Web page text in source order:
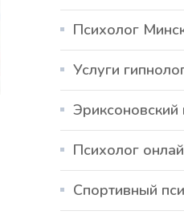
Психолог
Услуги
Эриксоновский
Психолог
Спортивный